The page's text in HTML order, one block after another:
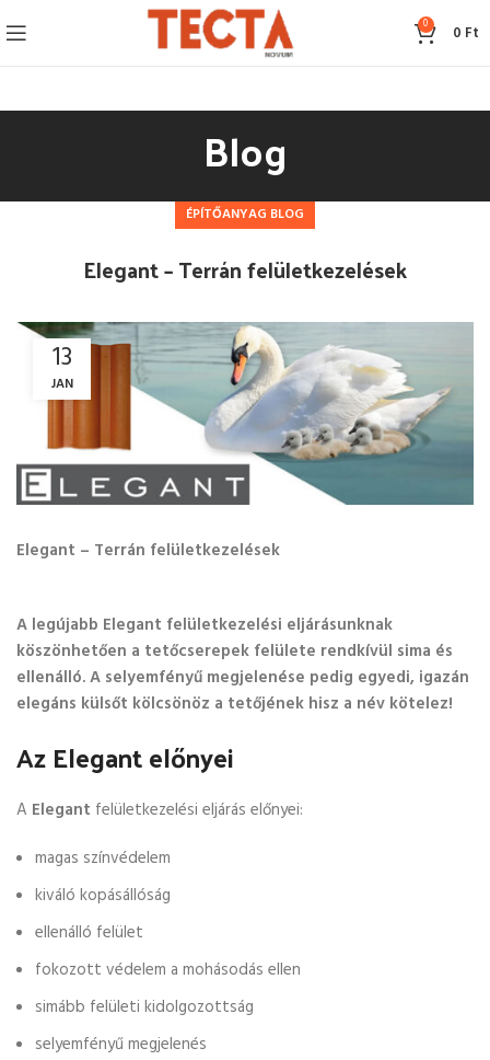
0 0 Ft
Blog
ÉPÍTŐANYAG BLOG
Elegant – Terrán felületkezelések
13
JAN
Elegant – Terrán felületkezelések
A legújabb Elegant felületkezelési eljárásunknak
köszönhetően a tetőcserepek felülete rendkívül sima és
ellenálló. A selyemfényű megjelenése pedig egyedi, igazán
elegáns külsőt kölcsönöz a tetőjének hisz a név kötelez!
Az Elegant előnyei
A Elegant felületkezelési eljárás előnyei:
magas színvédelem
kiváló kopásállóság
ellenálló felület
fokozott védelem a mohásodás ellen
simább felületi kidolgozottság
selyemfényű megjelenés